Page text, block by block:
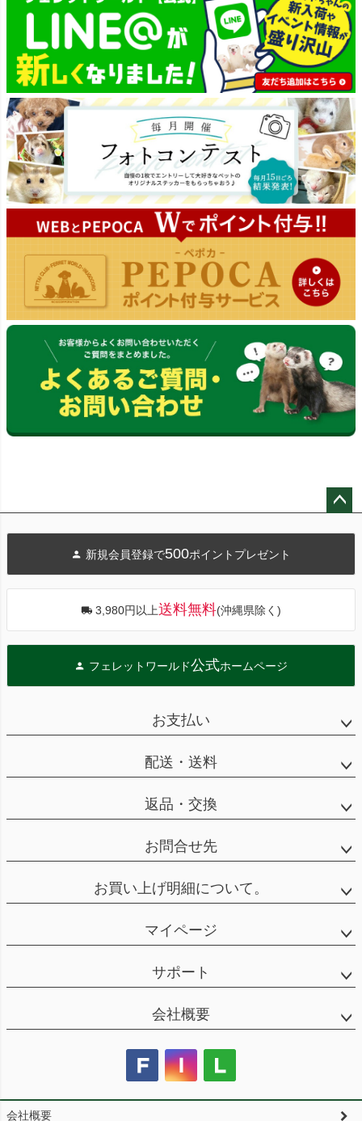
へ
新規会員登録で500ポイントプレゼント
3,980円以上送料無料(沖縄県除く)
フェレットワールド公式ホームページ
お支払い
配送・送料
返品・交換
お問合せ先
お買い上げ明細について。
マイページ
サポート
会社概要
会社概要